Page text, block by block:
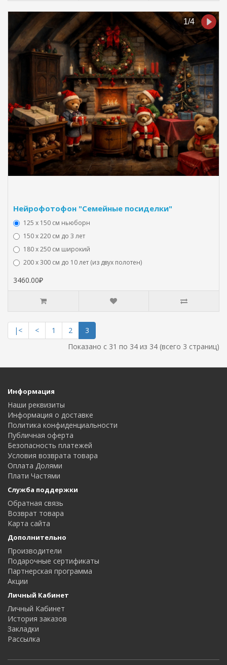
Нейрофотофон "Семейные посиделки"
125 x 150 см ньюборн
150 х 220 см до 3 лет
180 х 250 см широкий
200 х 300 см до 10 лет (из двух полотен)
3460.00₽
|< < 1 2
3
Показано с 31 по 34 из 34 (всего 3 страниц)
Информация
Наши реквизиты
Информация о доставке
Политика конфиденциальности
Публичная оферта
Безопасность платежей
Условия возврата товара
Оплата Долями
Плати Частями
Служба поддержки
Обратная связь
Возврат товара
Карта сайта
Дополнительно
Производители
Подарочные сертификаты
Партнерская программа
Акции
Личный Кабинет
Личный Кабинет
История заказов
Закладки
Рассылка